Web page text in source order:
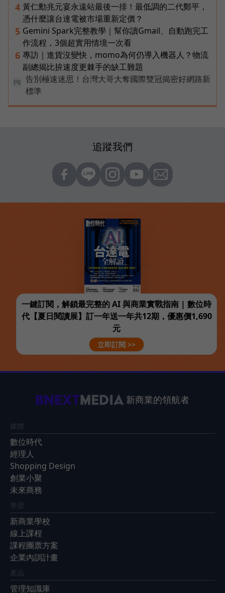
4 黃仁勳兆元宴永遠站最後一排！最低調的二代鄭平，
憑什麼讓台達電被市場重新定價？
5 Gemini Spark完整教學｜幫你讀Gmail、自動跑完工
作流程，3個超實用情境一次看
6 專訪｜進貨沒變快，momo為何仍導入機器人？物流
副總揭比拚速度更棘手的缺工難題
PR
告別極速迷思！台灣大哥大奪國際雙冠揭密好網路新
標準
追蹤我們
一鍵訂閱，解鎖最完整的 AI 與商業實戰指南 | 數位時
代【夏日閱讀展】訂一年送一年共12期，優惠價1,690
元
立即訂閱 >>
新商業的領航者
媒體
數位時代
經理人
Shopping Design
創業小聚
未來商務
學習
新商業學校
線上課程
課程團票方案
企業內訓計畫
產品
管理知識庫